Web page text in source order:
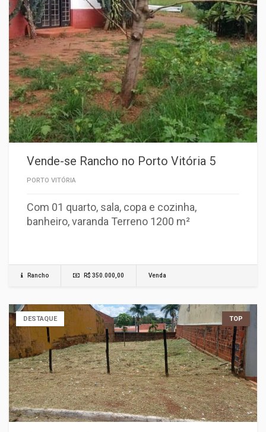
Vende-se Rancho no Porto Vitória 5
PORTO VITÓRIA
Com 01 quarto, sala, copa e cozinha,
banheiro, varanda Terreno 1200 m²
Rancho R$ 350.000,00 Venda
DESTAQUE TOP